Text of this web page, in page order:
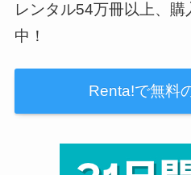
レンタル54万冊以上、
中！
Renta!で無料